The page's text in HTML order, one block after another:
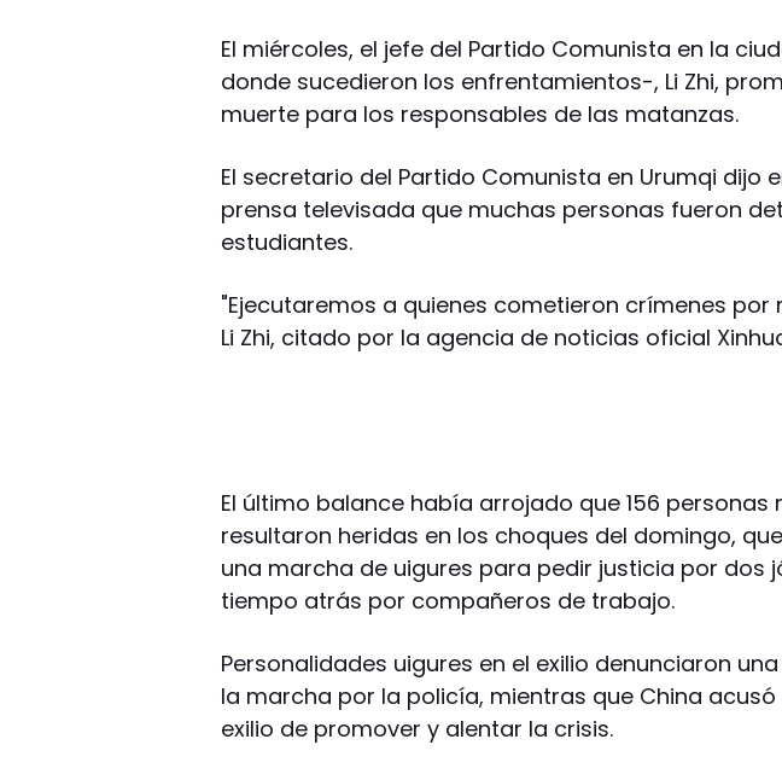
El miércoles, el jefe del Partido Comunista en la
donde sucedieron los enfrentamientos-, Li Zhi,
muerte para los responsables de las matanzas.
El secretario del Partido Comunista en Urumqi dijo
prensa televisada que muchas personas fueron
estudiantes.
"Ejecutaremos a quienes cometieron crímenes por
Li Zhi, citado por la agencia de noticias oficial
El último balance había arrojado que 156 personas
resultaron heridas en los choques del domingo,
una marcha de uigures para pedir justicia por dos
tiempo atrás por compañeros de trabajo.
Personalidades uigures en el exilio denunciaron
la marcha por la policía, mientras que China acusó
exilio de promover y alentar la crisis.